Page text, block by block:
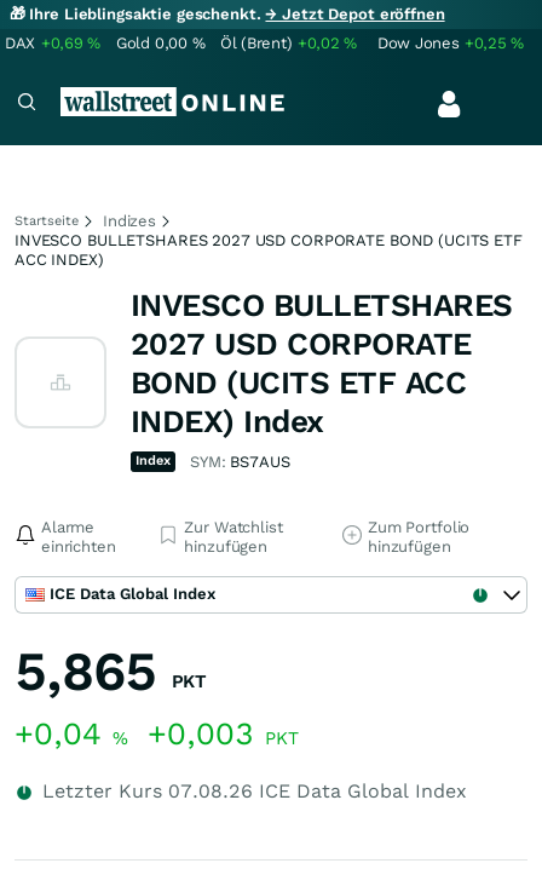
🎁 Ihre Lieblingsaktie geschenkt.→ Jetzt Depot eröffnen
DAX +0,69% Gold 0,00 % Öl (Brent) +0,02% Dow Jones +0,25%
Startseite
Indizes
INVESCO BULLETSHARES 2027 USD CORPORATE BOND (UCITS ETF
ACC INDEX)
INVESCO BULLETSHARES
2027 USD CORPORATE
BOND (UCITS ETF ACC
INDEX) Index
Index SYM: BS7AUS
Alarme
einrichten
Zur Watchlist
hinzufügen
Zum Portfolio
hinzufügen
ICE Data Global Index
5,865 PKT
+0,04 % +0,003 PKT
Letzter Kurs 07.08.26 ICE Data Global Index